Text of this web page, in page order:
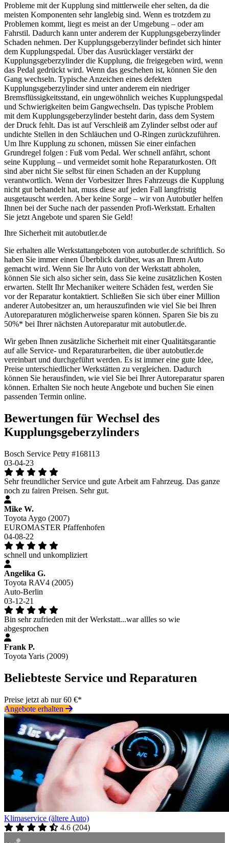
Probleme mit der Kupplung sind mittlerweile eher selten, da die
meisten Komponenten sehr langlebig sind. Wenn es trotzdem zu
Problemen kommt, liegt es meist an der Umgebung – oder am
Fahrstil. Dadurch kann unter anderem der Kupplungsgeberzylinder
Schaden nehmen. Der Kupplungsgeberzylinder befindet sich hinter
dem Kupplungspedal. Über das Ausrücklager verstärkt der
Kupplungsgeberzylinder die Kupplung, die freigegeben wird, wenn
das Pedal gedrückt wird. Wenn das geschehen ist, können Sie den
Gang wechseln. Typische Anzeichen eines defekten
Kupplungsgeberzylinder sind unter anderem ein niedriger
Bremsflüssigkeitsstand, ein ungewöhnlich weiches Kupplungspedal
und Schwierigkeiten beim Gangwechseln. Das typische Problem
mit dem Kupplungsgeberzylinder besteht darin, dass dem System
der Druck fehlt. Das ist auf Verschleiß am Zylinder selbst oder auf
undichte Stellen in den Schläuchen und O-Ringen zurückzuführen.
Um Ihre Kupplung zu schonen, müssen Sie einer einfachen
Grundregel folgen : Fuß vom Pedal. Wer schnell anfährt, schont
seine Kupplung – und vermeidet somit hohe Reparaturkosten. Oft
sind aber nicht Sie selbst für einen Schaden an der Kupplung
verantwortlich. Wenn der Vorbesitzer Ihres Fahrzeugs die Kupplung
nicht gut behandelt hat, muss diese auf jeden Fall langfristig
ausgetauscht werden. Aber keine Sorge – wir von Autobutler helfen
Ihnen bei der Suche nach der passenden Profi-Werkstatt. Erhalten
Sie jetzt Angebote und sparen Sie Geld!
Ihre Sicherheit mit autobutler.de
Sie erhalten alle Werkstattangeboten von autobutler.de schriftlich. So
haben Sie immer einen Überblick darüber, was an Ihrem Auto
gemacht wird. Wenn Sie Ihr Auto von der Werkstatt abholen,
können Sie sich also sicher sein, dass Sie keine zusätzlichen Kosten
erwarten. Stellt Ihr Mechaniker weitere Schäden fest, werden Sie
vor der Reparatur kontaktiert. Schließen Sie sich über einer Million
anderer Autobesitzer an, um herauszufinden wie viel Sie bei Ihren
Autoreparaturen möglicherweise sparen können. Sparen Sie bis zu
50%* bei Ihrer nächsten Autoreparatur mit autobutler.de.
Wir geben Ihnen zusätzliche Sicherheit mit einer Qualitätsgarantie
auf alle Service- und Reparaturarbeiten, die über autobutler.de
vereinbart und durchgeführt werden. Es ist immer eine gute Idee,
Preise unterschiedlicher Werkstätten zu vergleichen. Dadurch
können Sie herausfinden, wie viel Sie bei Ihrer Autoreparatur sparen
können. Erhalten Sie noch heute Angebote und buchen Sie einen
passenden Termin online.
Bewertungen für Wechsel des
Kupplungsgeberzylinders
Bosch Service Petry #168113
03-04-23
Sehr freundlicher Service und gute Arbeit am Fahrzeug. Das ganze
noch zu fairen Preisen. Sehr gut.
Mike W.
Toyota Aygo (2007)
EUROMASTER Pfaffenhofen
04-08-22
schnell und unkompliziert
Angelika G.
Toyota RAV4 (2005)
Auto-Berlin
03-12-21
Bin sehr zufrieden mit der Werkstatt...war allles so wie
abgesprochen
Frank P.
Toyota Yaris (2009)
Beliebteste Service und Reparaturen
Preise jetzt ab nur 60 €*
Angebote erhalten
Klimaservice (ältere Auto)
4.6 (204)